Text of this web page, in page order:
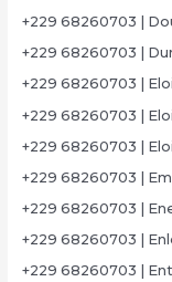
+229 68260703 |
+229 68260703 |
+229 68260703 |
+229 68260703 |
+229 68260703 |
+229 68260703 |
+229 68260703 |
+229 68260703 |
+229 68260703 |